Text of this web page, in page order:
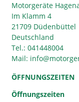
Motorgeräte
Im Klamm 4
21709 Düdenbüttel
Deutschland
Tel.: 041448004
Mail:
ÖFFNUNGSZEITEN
Öffnungszeiten